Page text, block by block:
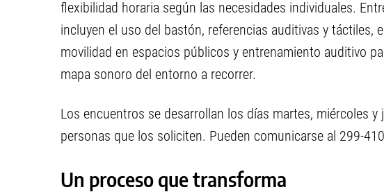
flexibilidad horaria según las necesidades individuales.
incluyen el uso del bastón, referencias auditivas y táctiles,
movilidad en espacios públicos y entrenamiento auditivo
mapa sonoro del entorno a recorrer.
Los encuentros se desarrollan los días martes, miércoles
personas que los soliciten. Pueden comunicarse al 299-
Un proceso que transforma